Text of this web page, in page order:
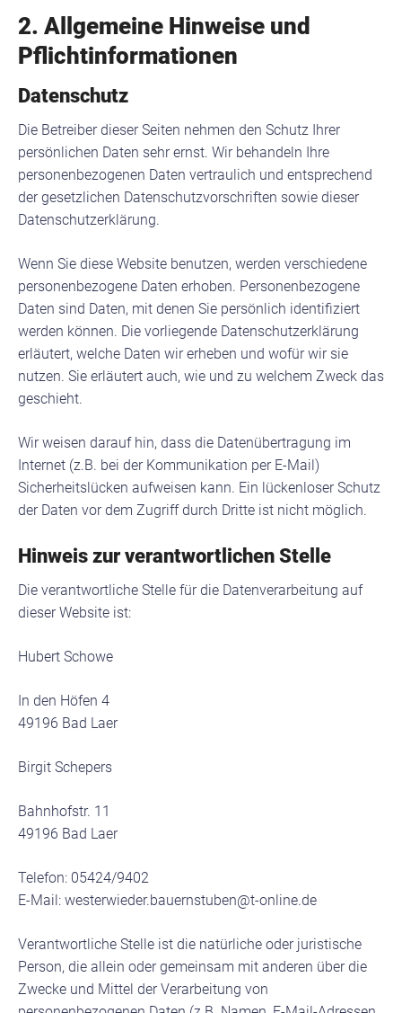
2. Allgemeine Hinweise und
Pflichtinformationen
Datenschutz
Die Betreiber dieser Seiten nehmen den Schutz Ihrer
persönlichen Daten sehr ernst. Wir behandeln Ihre
personenbezogenen Daten vertraulich und entsprechend
der gesetzlichen Datenschutzvorschriften sowie dieser
Datenschutzerklärung.
Wenn Sie diese Website benutzen, werden verschiedene
personenbezogene Daten erhoben. Personenbezogene
Daten sind Daten, mit denen Sie persönlich identifiziert
werden können. Die vorliegende Datenschutzerklärung
erläutert, welche Daten wir erheben und wofür wir sie
nutzen. Sie erläutert auch, wie und zu welchem Zweck das
geschieht.
Wir weisen darauf hin, dass die Datenübertragung im
Internet (z.B. bei der Kommunikation per E-Mail)
Sicherheitslücken aufweisen kann. Ein lückenloser Schutz
der Daten vor dem Zugriff durch Dritte ist nicht möglich.
Hinweis zur verantwortlichen Stelle
Die verantwortliche Stelle für die Datenverarbeitung auf
dieser Website ist:
Hubert Schowe
In den Höfen 4
49196 Bad Laer
Birgit Schepers
Bahnhofstr. 11
49196 Bad Laer
Telefon: 05424/9402
E-Mail: westerwieder.bauernstuben@t-online.de
Verantwortliche Stelle ist die natürliche oder juristische
Person, die allein oder gemeinsam mit anderen über die
Zwecke und Mittel der Verarbeitung von